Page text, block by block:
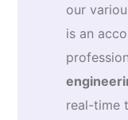
our
is an
real-time